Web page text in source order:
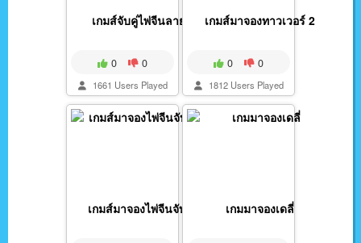
เกมส์จับคู่ไพ่จีนลาย...
0 0
1661 Users Played
เกมส์มาจองทาวเวอร์ 2
0 0
1812 Users Played
เกมส์มาจองไพ่จีนจับเ... เกมมาจองเดลี่